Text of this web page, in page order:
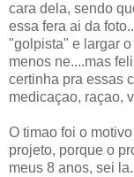
cara dela, sendo
essa fera ai da
"golpista" e largar
menos ne....mas
certinha pra essas
medicaçao, raçao,
O timao foi o
projeto, porque o
meus 8 anos, sei